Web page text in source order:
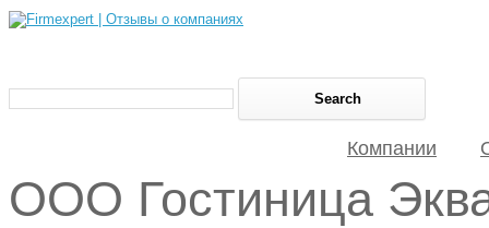
Компании
ООО Гостиница